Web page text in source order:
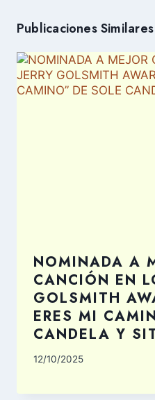
Publicaciones Similares
NOMINADA A
CANCIÓN EN
GOLSMITH
ERES MI
CANDELA Y
12/10/2025